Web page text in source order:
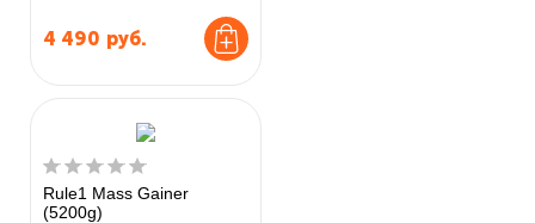
4 490 руб.
Rule1 Mass Gainer
(5200g)